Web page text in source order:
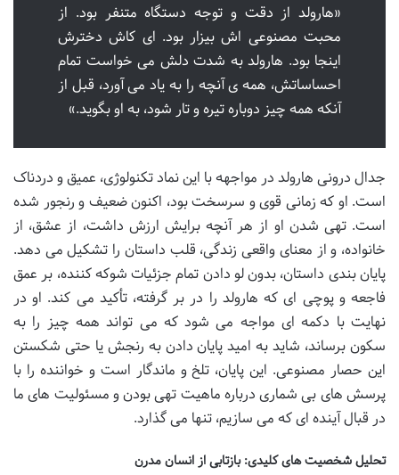
«هارولد از دقت و توجه دستگاه متنفر بود. از
محبت مصنوعی اش بیزار بود. ای کاش دخترش
اینجا بود. هارولد به شدت دلش می خواست تمام
احساساتش، همه ی آنچه را به یاد می آورد، قبل از
آنکه همه چیز دوباره تیره و تار شود، به او بگوید.»
جدال درونی هارولد در مواجهه با این نماد تکنولوژی، عمیق و دردناک
است. او که زمانی قوی و سرسخت بود، اکنون ضعیف و رنجور شده
است. تهی شدن او از هر آنچه برایش ارزش داشت، از عشق، از
خانواده، و از معنای واقعی زندگی، قلب داستان را تشکیل می دهد.
پایان بندی داستان، بدون لو دادن تمام جزئیات شوکه کننده، بر عمق
فاجعه و پوچی ای که هارولد را در بر گرفته، تأکید می کند. او در
نهایت با دکمه ای مواجه می شود که می تواند همه چیز را به
سکون برساند، شاید به امید پایان دادن به رنجش یا حتی شکستن
این حصار مصنوعی. این پایان، تلخ و ماندگار است و خواننده را با
پرسش های بی شماری درباره ماهیت تهی بودن و مسئولیت های ما
در قبال آینده ای که می سازیم، تنها می گذارد.
تحلیل شخصیت های کلیدی: بازتابی از انسان مدرن